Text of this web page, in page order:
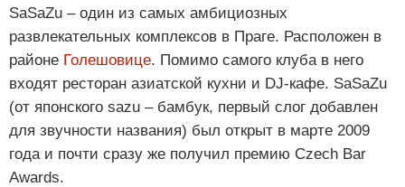
SaSaZu – один из самых амбициозных
развлекательных комплексов в Праге. Расположен в
районе Голешовице. Помимо самого клуба в него
входят ресторан азиатской кухни и DJ-кафе. SaSaZu
(от японского sazu – бамбук, первый слог добавлен
для звучности названия) был открыт в марте 2009
года и почти сразу же получил премию Czech Bar
Awards.